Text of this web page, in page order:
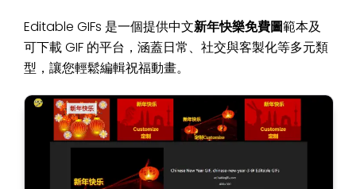
Editable GIFs 是一個提供中文新年快樂免費圖範本及
可下載 GIF 的平台，涵蓋日常、社交與客製化等多元類
型，讓您輕鬆編輯祝福動畫。